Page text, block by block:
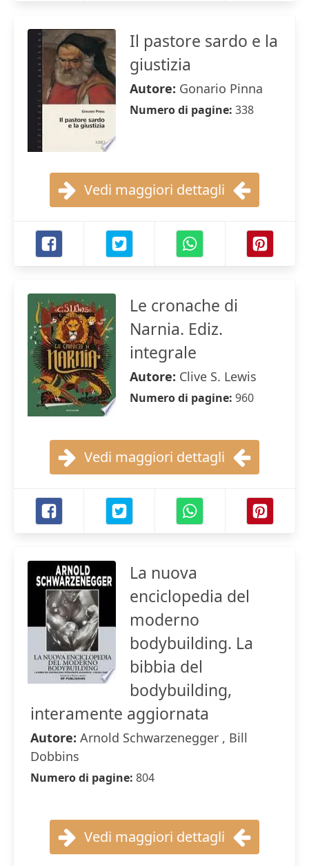
Il pastore sardo e la
giustizia
Autore: Gonario Pinna
Numero di pagine: 338
Vedi maggiori dettagli
Le cronache di
Narnia. Ediz.
integrale
Autore: Clive S. Lewis
Numero di pagine: 960
Vedi maggiori dettagli
La nuova
enciclopedia del
moderno
bodybuilding. La
bibbia del
bodybuilding,
interamente aggiornata
Autore: Arnold Schwarzenegger , Bill
Dobbins
Numero di pagine: 804
Vedi maggiori dettagli